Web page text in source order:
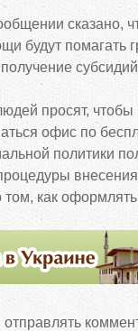
сказано,
будут помагать
получение
просят, чтобы
офис по
политики
том, как
отправлять